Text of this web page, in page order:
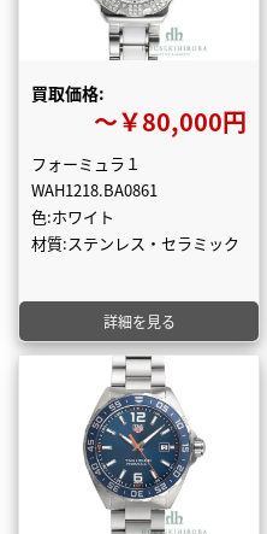
買取価格:
〜￥80,000円
フォーミュラ１
WAH1218.BA0861
色:ホワイト
材質:ステンレス・セラミック
詳細を見る